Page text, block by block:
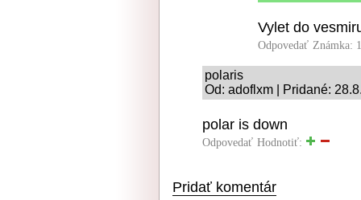
Vylet do
Odpovedať Známka:
polaris
Od: adoflxm | Pridané:
polar is down
Odpovedať Hodnotiť:
Pridať komentár